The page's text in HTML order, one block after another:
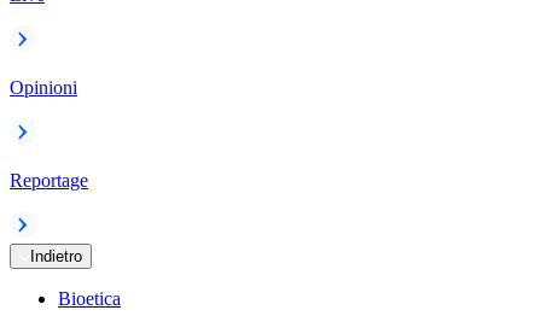
Opinioni
Reportage
Indietro
Bioetica